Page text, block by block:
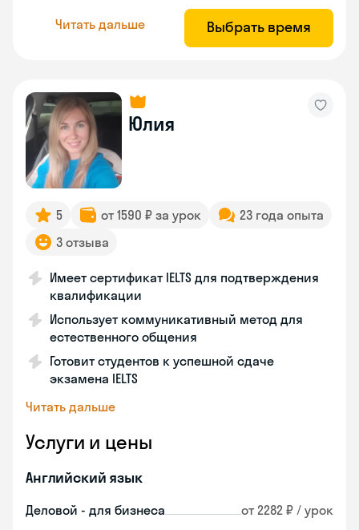
Читать дальше Выбрать время
Юлия
5 от 1590 ₽ за урок
23 года опыта
3 отзыва
Имеет сертификат IELTS для подтверждения
квалификации
Использует коммуникативный метод для
естественного общения
Готовит студентов к успешной сдаче
экзамена IELTS
Читать дальше
Услуги и цены
Английский язык
Деловой - для бизнеса от 2282 ₽ / урок